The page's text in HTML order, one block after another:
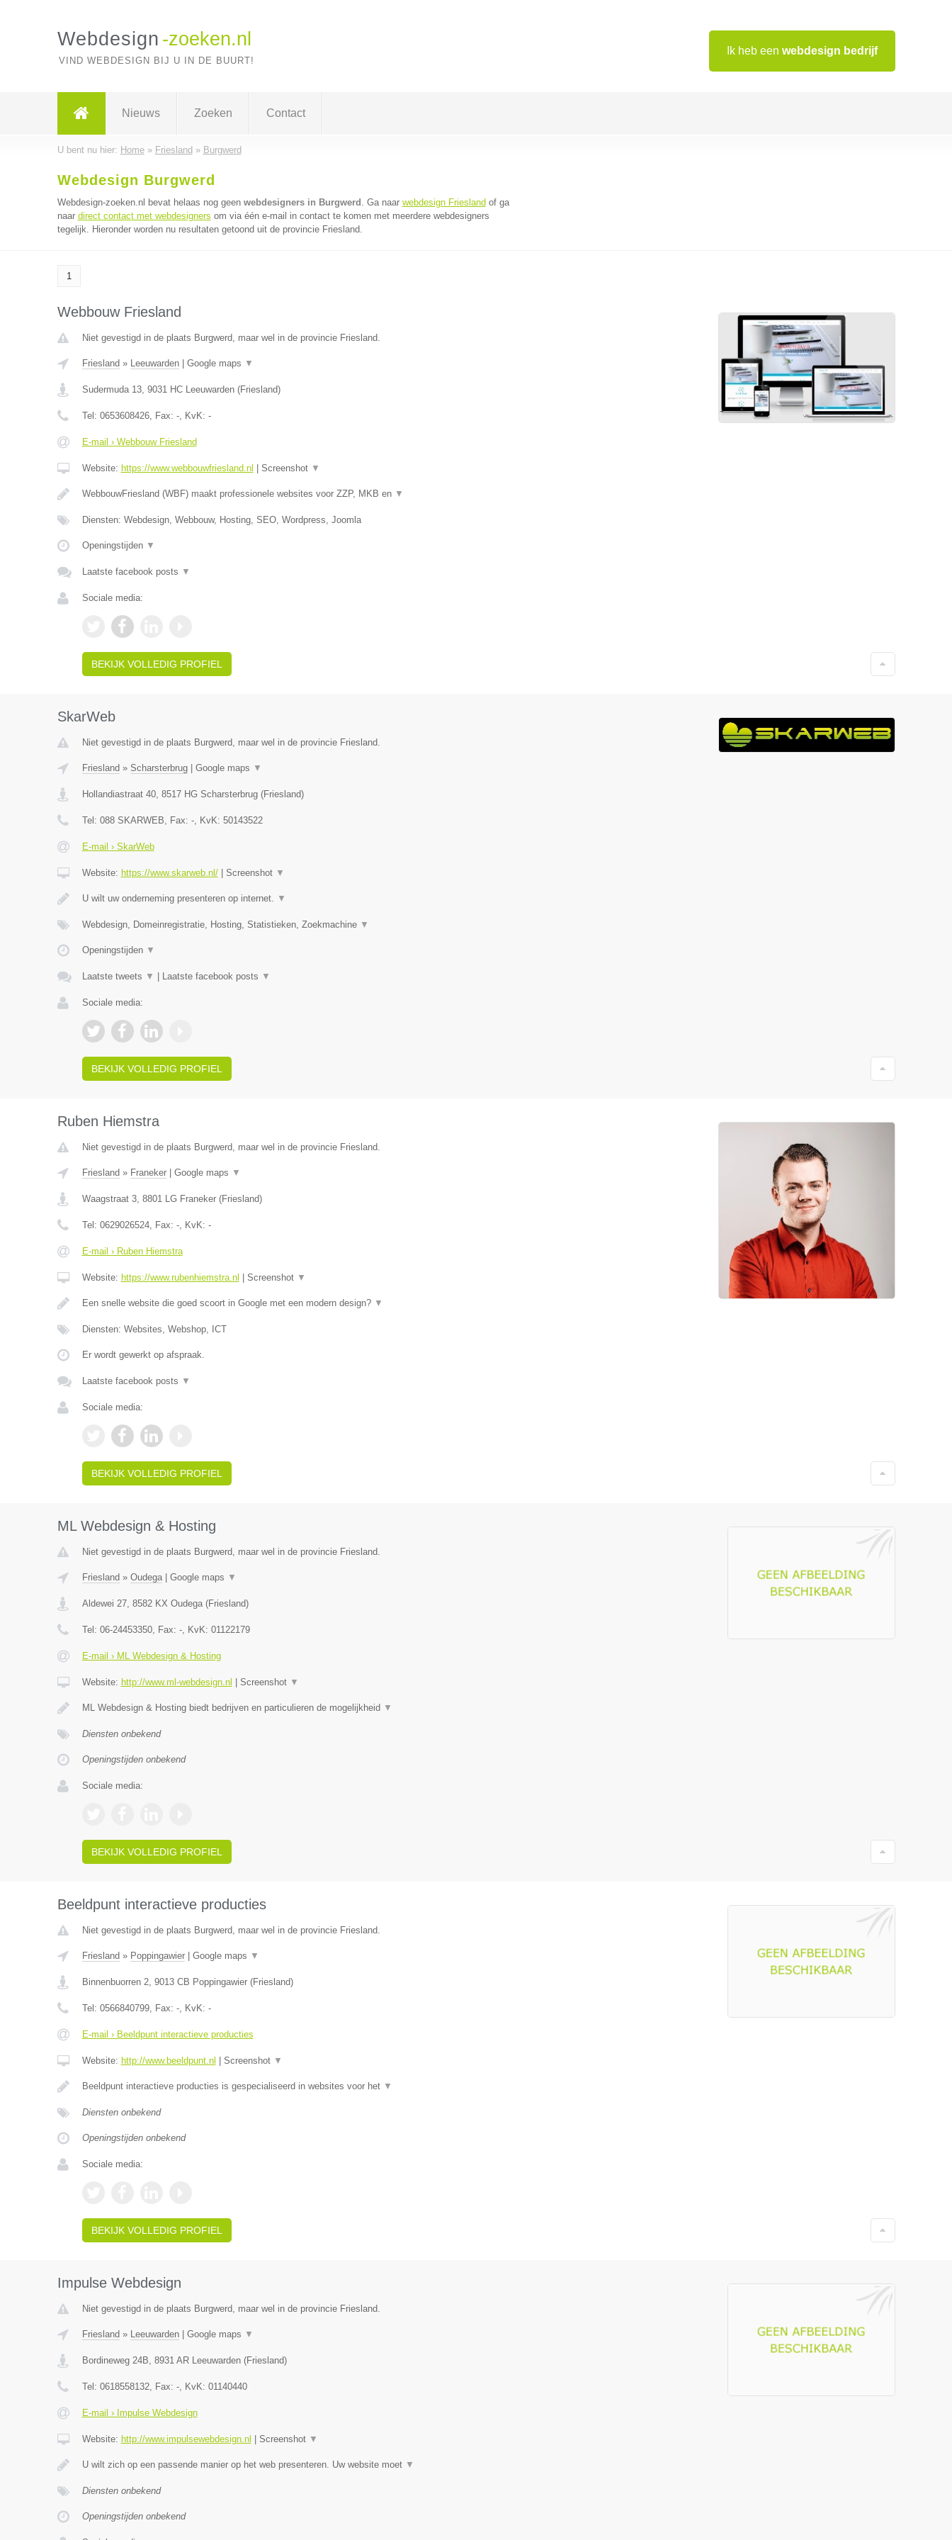
Ik heb een webdesign bedrijf
Webdesign -zoeken.nl
VIND WEBDESIGN BIJ U IN DE BUURT!
Nieuws Zoeken Contact
U bent nu hier: Home» Friesland » Burgwerd
Webdesign Burgwerd
Webdesign-zoeken.nl bevat helaas nog geen webdesigners in Burgwerd . Ga naar webdesign Friesland of ga
naar direct contact met webdesigners om via één e-mail in contact te komen met meerdere webdesigners
tegelijk. Hieronder worden nu resultaten getoond uit de provincie Friesland.
1
Webbouw Friesland
Niet gevestigd in de plaats Burgwerd, maar wel in de provincie Friesland.
Friesland » Leeuwarden| Google maps ▼
Sudermuda 13, 9031 HC Leeuwarden(Friesland)
Tel: 0653608426, Fax: -, KvK: -
E-mail › Webbouw Friesland
Website: https://www.webbouwfriesland.nl Screenshot ▼
WebbouwFriesland (WBF) maakt professionele websites voor ZZP, MKB en ▼
Diensten: Webdesign, Webbouw, Hosting, SEO, Wordpress, Joomla
Openingstijden ▼
Laatste facebook posts ▼
Sociale media:
BEKIJK VOLLEDIG PROFIEL
SkarWeb
Niet gevestigd in de plaats Burgwerd, maar wel in de provincie Friesland.
Friesland » Scharsterbrug| Google maps ▼
Hollandiastraat 40, 8517 HG Scharsterbrug(Friesland)
Tel: 088 SKARWEB, Fax: -, KvK: 50143522
E-mail › SkarWeb
Website: https://www.skarweb.nl/| Screenshot ▼
U wilt uw onderneming presenteren op internet. ▼
Webdesign, Domeinregistratie, Hosting, Statistieken, Zoekmachine ▼
Openingstijden ▼
Laatste tweets ▼ Laatste facebook posts ▼
Sociale media:
BEKIJK VOLLEDIG PROFIEL
Ruben Hiemstra
Niet gevestigd in de plaats Burgwerd, maar wel in de provincie Friesland.
Friesland » Franeker| Google maps ▼
Waagstraat 3, 8801 LG Franeker(Friesland)
Tel: 0629026524, Fax: -, KvK: -
E-mail › Ruben Hiemstra
Website: https://www.rubenhiemstra.nl Screenshot ▼
Een snelle website die goed scoort in Google met een modern design? ▼
Diensten: Websites, Webshop, ICT
Er wordt gewerkt op afspraak.
Laatste facebook posts ▼
Sociale media:
BEKIJK VOLLEDIG PROFIEL
ML Webdesign & Hosting
Niet gevestigd in de plaats Burgwerd, maar wel in de provincie Friesland.
Friesland » Oudega| Google maps ▼
Aldewei 27, 8582 KX Oudega(Friesland)
Tel: 06-24453350, Fax: -, KvK: 01122179
E-mail › ML Webdesign & Hosting
Website: http://www.ml-webdesign.nl Screenshot ▼
ML Webdesign & Hosting biedt bedrijven en particulieren de mogelijkheid ▼
Diensten onbekend
Openingstijden onbekend
Sociale media:
BEKIJK VOLLEDIG PROFIEL
Beeldpunt interactieve producties
Niet gevestigd in de plaats Burgwerd, maar wel in de provincie Friesland.
Friesland » Poppingawier| Google maps ▼
Binnenbuorren 2, 9013 CB Poppingawier(Friesland)
Tel: 0566840799, Fax: -, KvK: -
E-mail › Beeldpunt interactieve producties
Website: http://www.beeldpunt.nl Screenshot ▼
Beeldpunt interactieve producties is gespecialiseerd in websites voor het ▼
Diensten onbekend
Openingstijden onbekend
Sociale media:
BEKIJK VOLLEDIG PROFIEL
Impulse Webdesign
Niet gevestigd in de plaats Burgwerd, maar wel in de provincie Friesland.
Friesland » Leeuwarden| Google maps ▼
Bordineweg 24B, 8931 AR Leeuwarden(Friesland)
Tel: 0618558132, Fax: -, KvK: 01140440
E-mail › Impulse Webdesign
Website: http://www.impulsewebdesign.nl Screenshot ▼
U wilt zich op een passende manier op het web presenteren. Uw website moet ▼
Diensten onbekend
Openingstijden onbekend